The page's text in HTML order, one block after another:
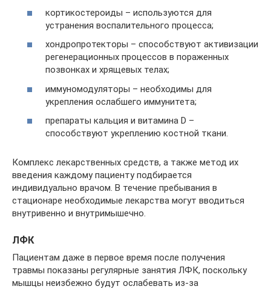
кортикостероиды – используются для
устранения воспалительного процесса;
хондропротекторы – способствуют активизации
регенерационных процессов в пораженных
позвонках и хрящевых телах;
иммуномодуляторы – необходимы для
укрепления ослабшего иммунитета;
препараты кальция и витамина D –
способствуют укреплению костной ткани.
Комплекс лекарственных средств, а также метод их
введения каждому пациенту подбирается
индивидуально врачом. В течение пребывания в
стационаре необходимые лекарства могут вводиться
внутривенно и внутримышечно.
ЛФК
Пациентам даже в первое время после получения
травмы показаны регулярные занятия ЛФК, поскольку
мышцы неизбежно будут ослабевать из-за